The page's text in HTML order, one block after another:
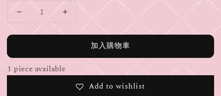
加入購物車
1 piece available
Add to wishlist